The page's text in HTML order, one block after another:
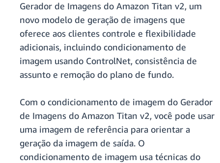
Gerador de Imagens do Amazon Titan v2, um
novo modelo de geração de imagens que
oferece aos clientes controle e flexibilidade
adicionais, incluindo condicionamento de
imagem usando ControlNet, consistência de
assunto e remoção do plano de fundo.
Com o condicionamento de imagem do Gerador
de Imagens do Amazon Titan v2, você pode usar
uma imagem de referência para orientar a
geração da imagem de saída. O
condicionamento de imagem usa técnicas do